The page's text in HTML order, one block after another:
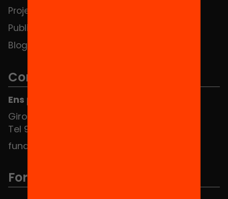
Projectes
Publicacions i vídeos
Blog
Contacte
Ens pots trobar al Hub Social
Girona 34, interior 08010 Barcelona
Tel 934 588 700
fundacio@equitat.org
Formem part de...